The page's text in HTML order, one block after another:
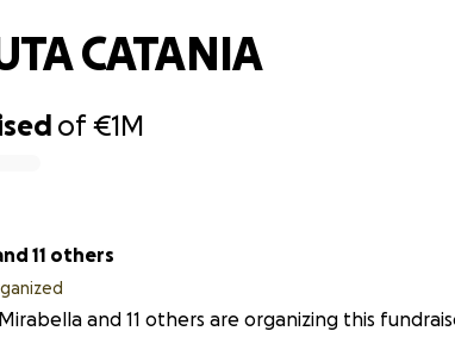
of€1M
CATANIA
11 others
and 11 others are organizing this